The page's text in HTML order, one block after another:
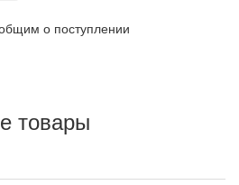
о поступлении
товары